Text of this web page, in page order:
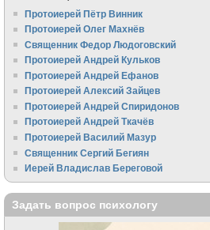
Протоиерей Пётр Винник
Протоиерей Олег Махнёв
Священник Федор Людоговский
Протоиерей Андрей Кульков
Протоиерей Андрей Ефанов
Протоиерей Алексий Зайцев
Протоиерей Андрей Спиридонов
Протоиерей Андрей Ткачёв
Протоиерей Василий Мазур
Священник Сергий Бегиян
Иерей Владислав Береговой
Задать вопрос психологу